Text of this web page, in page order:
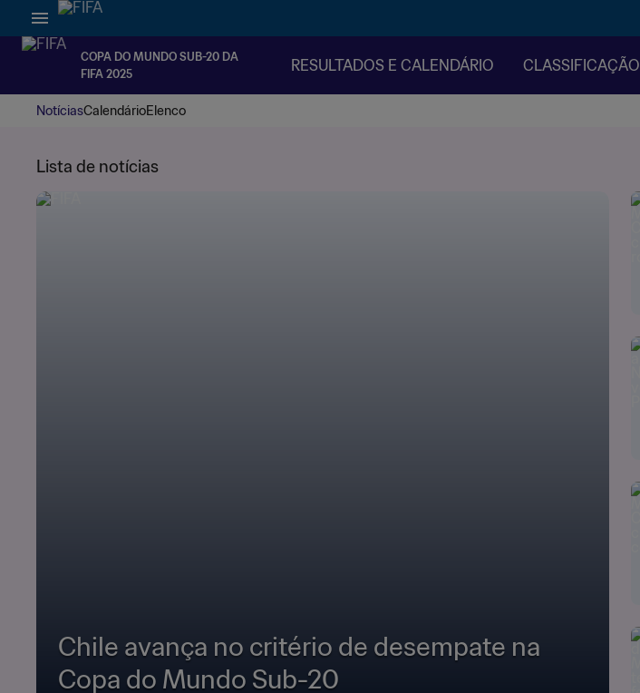
COPA DO MUNDO SUB-20 DA
FIFA 2025
RESULTADOS E CALENDÁRIO CLASSIFICAÇÃO
NotíciasCalendárioElenco
Lista de notícias
Chile avança no critério de desempate na
Copa do Mundo Sub-20